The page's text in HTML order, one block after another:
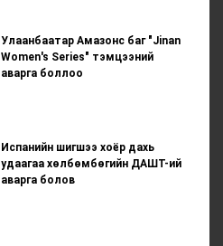
Улаанбаатар Амазонс баг "Jinan
Women's Series" тэмцээний
аварга боллоо
Испанийн шигшээ хоёр дахь
удаагаа хөлбөмбөгийн ДАШТ-ий
аварга болов